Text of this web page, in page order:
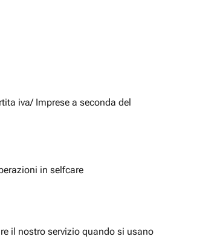
iva/ Imprese a seconda del
in selfcare
il nostro servizio quando si usano